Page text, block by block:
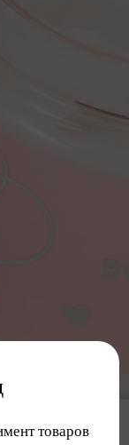
товаров